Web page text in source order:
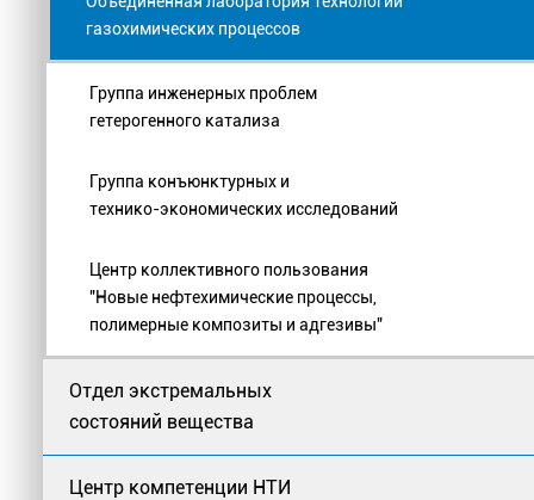
газохимических процессов
Группа инженерных проблем
гетерогенного катализа
Группа конъюнктурных и
технико-экономических исследований
Центр коллективного пользования
"Новые нефтехимические процессы,
полимерные композиты и адгезивы"
Отдел экстремальных
состояний вещества
Центр компетенции НТИ